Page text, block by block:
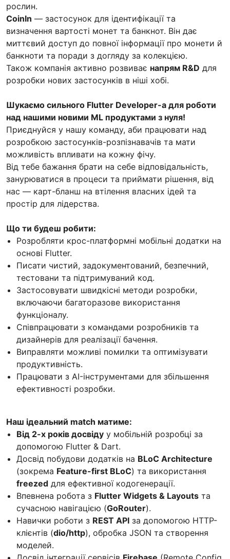
рослин.
CoinIn — застосунок для ідентифікації та
визначення вартості монет та банкнот. Він дає
миттєвий доступ до повної інформації про монети й
банкноти та поради з догляду за колекцією.
Також компанія активно розвиває напрям R&D для
розробки нових застосунків в ніші хобі.
Шукаємо сильного Flutter Developer-а для роботи
над нашими новими ML продуктами з нуля!
Приєднуйся у нашу команду, аби працювати над
розробкою застосунків-розпізнавачів та мати
можливість впливати на кожну фічу.
Від тебе бажання брати на себе відповідальність,
занурюватися в процеси та приймати рішення, від
нас — карт-бланш на втілення власних ідей та
простір для лідерства.
Що ти будеш робити:
Розробляти крос-платформні мобільні додатки на
основі Flutter.
Писати чистий, задокументований, безпечний,
тестовани та підтримуваний код.
Застосовувати швидкісні методи розробки,
включаючи багаторазове використання
функціоналу.
Співпрацювати з командами розробників та
дизайнерів для реалізації бачення.
Виправляти можливі помилки та оптимізувати
продуктивність.
Працювати з AI-інструментами для збільшення
ефективності розробки.
Наш ідеальний match матиме:
Від 2-х років досвіду у мобільній розробці за
допомогою Flutter & Dart.
Досвід побудови додатків на BLoC Architecture
(зокрема Feature-first BLoC) та використання
freezed для ефективної кодогенерації.
Впевнена робота з Flutter Widgets & Layouts та
сучасною навігацією (GoRouter).
Навички роботи з REST API за допомогою HTTP-
клієнтів (dio/http), обробка JSON та створення
моделей.